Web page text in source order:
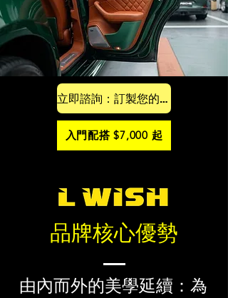
立即諮詢：訂製您的專屬配色
入門配搭 $7,000 起
品牌核心優勢
由內而外的美學延續：為